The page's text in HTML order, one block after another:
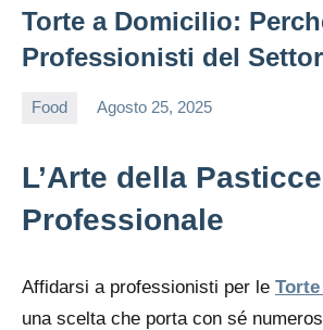
Torte a Domicilio:
Professionisti del
Food Agosto 25, 2025
L’Arte della
Professionale
Affidarsi a professionisti per le
una scelta che porta con sé